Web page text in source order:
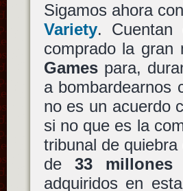
Sigamos ahora con
Variety.
comprado la
Gamespara,
a bombardearnos
no es un acuerdo
si no que es la
tribunal de quiebra
de 33 millones
adquiridos en